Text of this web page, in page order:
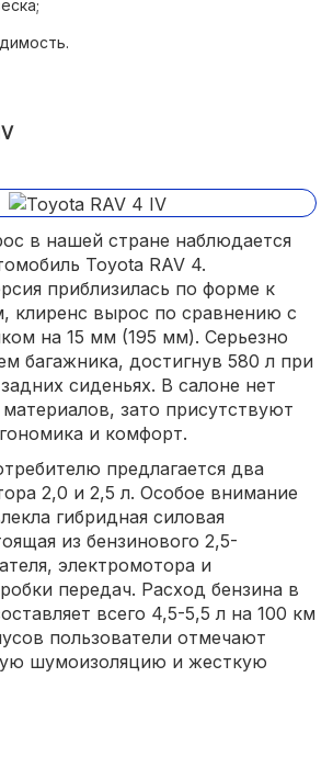
в нашей стране наблюдается
Toyota RAV 4.
приблизилась по форме к
клиренс вырос по сравнению с
на 15 мм (195 мм). Серьезно
багажника, достигнув 580 л при
сиденьях. В салоне нет
зато присутствуют
и комфорт.
предлагается два
2,0 и 2,5 л. Особое внимание
гибридная силовая
из бензинового 2,5-
электромотора и
передач. Расход бензина в
всего 4,5-5,5 л на 100 км
пользователи отмечают
шумоизоляцию и жесткую